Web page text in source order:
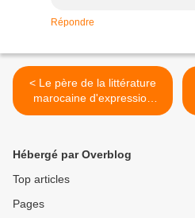
Répondre
< Le père de la littérature
marocaine d'expression
française n'est plus !
Hébergé par Overblog
Top articles
Pages